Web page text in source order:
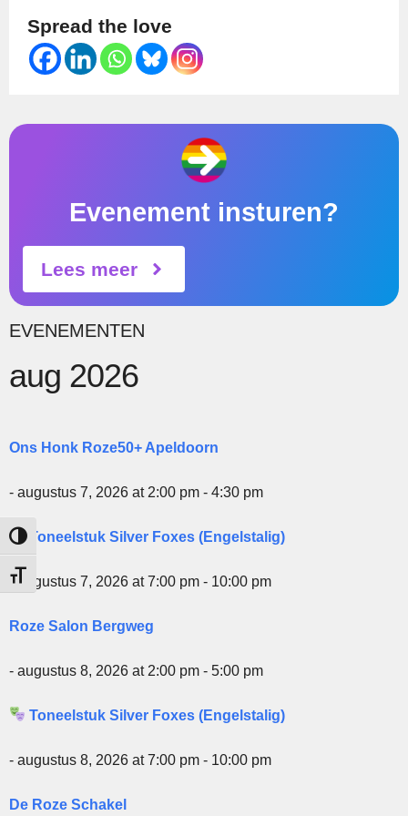
Keuze voor hoog contrast
Kies grootte van het lettertype
Spread the love
Evenement insturen?
Lees meer
EVENEMENTEN
aug 2026
Ons Honk Roze50+ Apeldoorn
- augustus 7, 2026 at 2:00 pm - 4:30 pm
Toneelstuk Silver Foxes (Engelstalig)
- augustus 7, 2026 at 7:00 pm - 10:00 pm
Roze Salon Bergweg
- augustus 8, 2026 at 2:00 pm - 5:00 pm
Toneelstuk Silver Foxes (Engelstalig)
- augustus 8, 2026 at 7:00 pm - 10:00 pm
De Roze Schakel